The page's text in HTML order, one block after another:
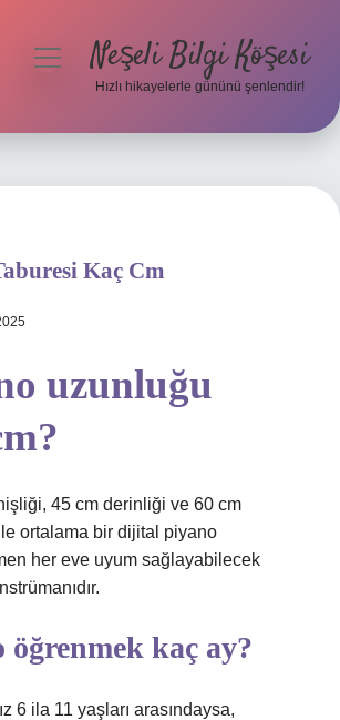
menüyüNeşeli Bilgi Köşesi
Hızlı hikayelerle gününü şenlendir!
Kaç Cm
uzunluğu
45 cm derinliği ve 60 cm
ortalama bir dijital piyano
her eve uyum sağlayabilecek
öğrenmek kaç ay?
6 ila 11 yaşları arasındaysa,